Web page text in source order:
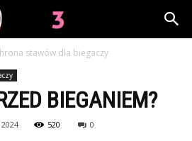
stawów dla biegaczy
BIEGANIEM?
520 0